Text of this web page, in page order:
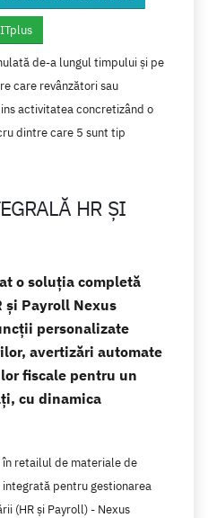
de-a lungul timpului și pe
care revânzători sau
activitatea concretizând o
dintre care 5 sunt tip
HR ȘI
o soluția completă
și Payroll Nexus
personalizate
avertizări automate
fiscale pentru un
cu dinamica
în retailul de materiale de
pentru gestionarea
(HR și Payroll) - Nexus